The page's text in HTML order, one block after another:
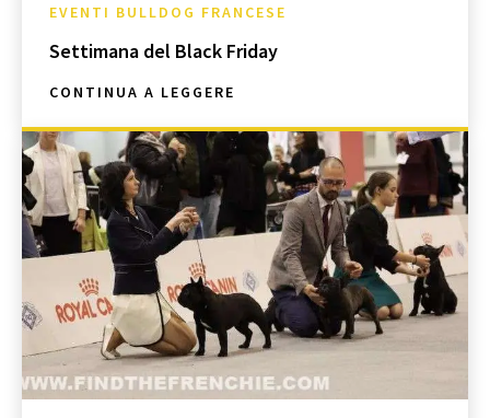
EVENTI BULLDOG FRANCESE
Settimana del Black Friday
CONTINUA A LEGGERE